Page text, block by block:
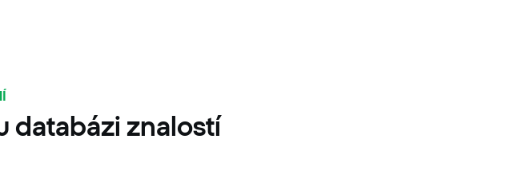
databázi znalostí